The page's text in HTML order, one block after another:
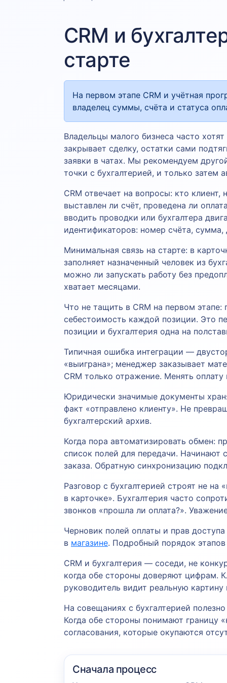
CRM и
старте
На первом этапе CRM и учётная
владелец суммы, счёта и статуса
Владельцы малого бизнеса часто
закрывает сделку, остатки сами
заявки в чатах. Мы рекомендуем
точки с бухгалтерией, и только затем
CRM отвечает на вопросы: кто
выставлен ли счёт, проведена ли
вводить проводки или бухгалтера
идентификаторов: номер счёта,
Минимальная связь на старте: в
заполняет назначенный человек из
можно ли запускать работу без
хватает месяцами.
Что не тащить в CRM на первом
себестоимость каждой позиции. Это
позиции и бухгалтерия одна на
Типичная ошибка интеграции —
«выиграна»; менеджер заказывает
CRM только отражение. Менять
Юридически значимые документы
факт «отправлено клиенту». Не
бухгалтерский архив.
Когда пора автоматизировать обмен:
список полей для передачи. Начинают
заказа. Обратную синхронизацию
Разговор с бухгалтерией строят не
в карточке». Бухгалтерия часто
звонков «прошла ли оплата?».
Черновик полей оплаты и прав
в магазине. Подробный порядок
CRM и бухгалтерия — соседи, не
когда обе стороны доверяют цифрам.
руководитель видит реальную
На совещаниях с бухгалтерией
Когда обе стороны понимают границу
согласования, которые окупаются
Сначала процесс